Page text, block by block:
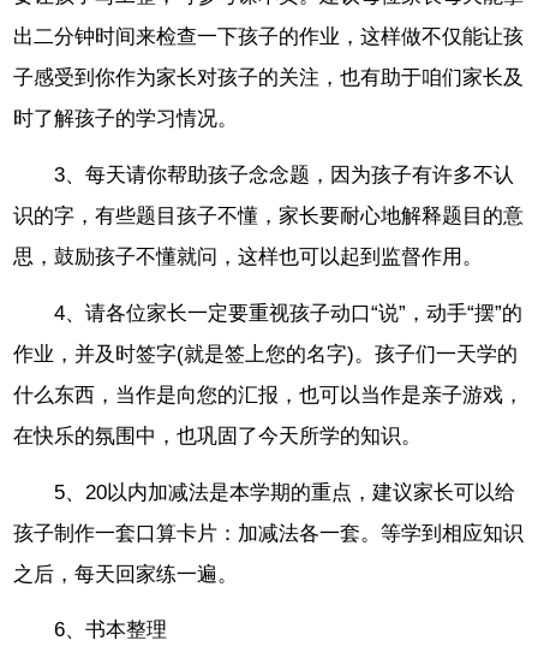
出二分钟时间来检查一下孩子的作业，这样做不仅能让孩
子感受到你作为家长对孩子的关注，也有助于咱们家长及
时了解孩子的学习情况。
3、每天请你帮助孩子念念题，因为孩子有许多不认
识的字，有些题目孩子不懂，家长要耐心地解释题目的意
思，鼓励孩子不懂就问，这样也可以起到监督作用。
4、请各位家长一定要重视孩子动口“说”，动手“摆”的
作业，并及时签字(就是签上您的名字)。孩子们一天学的
什么东西，当作是向您的汇报，也可以当作是亲子游戏，
在快乐的氛围中，也巩固了今天所学的知识。
5、20以内加减法是本学期的重点，建议家长可以给
孩子制作一套口算卡片：加减法各一套。等学到相应知识
之后，每天回家练一遍。
6、书本整理